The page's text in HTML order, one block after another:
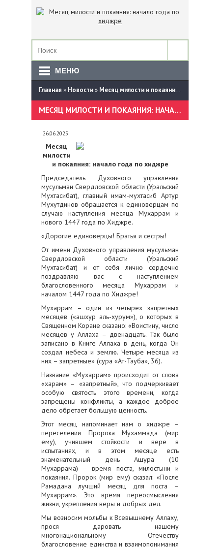
МЕНЮ
Главная » Новости» Месяц милости и покаяния: начало года по хиджре
МЕСЯЦ МИЛОСТИ И ПОКАЯНИЯ: НАЧАЛО ГОДА ПО ХИДЖРЕ
26.06.2025
Месяц
милости
и покаяния: начало года по хиджре
Председатель Духовного управления
мусульман Свердловской области (Уральский
Мухтасибат), главный имам-мухтасиб Артур
Мухутдинов обращается к единоверцам по
случаю наступления месяца Мухаррам и
нового 1447 года по Хиджре.
«Дорогие единоверцы! Братья и сестры!
От имени Духовного управления мусульман
Свердловской области (Уральский
Мухтасибат) и от себя лично сердечно
поздравляю вас с наступлением
благословенного месяца Мухаррам и
началом 1447 года по Хиджре!
Мухаррам – один из четырех запретных
месяцев («ашхур аль-хурум»), о которых в
Священном Коране сказано: «Воистину, число
месяцев у Аллаха – двенадцать. Так было
записано в Книге Аллаха в день, когда Он
создал небеса и землю. Четыре месяца из
них – запретные» (сура «Ат-Тауба», 36).
Название «Мухаррам» происходит от слова
«харам» – «запретный», что подчеркивает
особую святость этого времени, когда
запрещены конфликты, а каждое доброе
дело обретает большую ценность.
Этот месяц напоминает нам о хиджре –
переселении Пророка Мухаммада (мир
ему), учившем стойкости и вере в
испытаниях, и в этом месяце есть
знаменательный день Ашура (10
Мухаррама) – время поста, милостыни и
покаяния. Пророк (мир ему) сказал: «После
Рамадана лучший месяц для поста –
Мухаррам». Это время переосмысления
жизни, укрепления веры и добрых дел.
Мы возносим мольбы к Всевышнему Аллаху,
прося даровать нашему
многонациональному Отечеству
благословение единства и взаимопонимания